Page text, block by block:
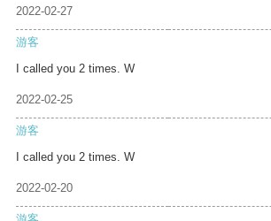
2022-02-27
游客
I called you 2 times. W
2022-02-25
游客
I called you 2 times. W
2022-02-20